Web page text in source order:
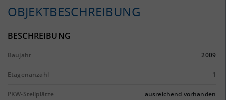
OBJEKTBESCHREIBUNG
BESCHREIBUNG
Baujahr 2009
Etagenanzahl 1
PKW-Stellplätze ausreichend vorhanden